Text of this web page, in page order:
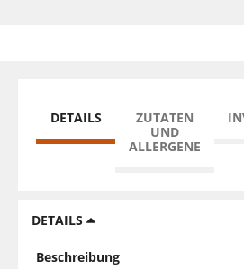
DETAILS
ZUTATEN
UND
ALLERGENE
DETAILS
Beschreibung